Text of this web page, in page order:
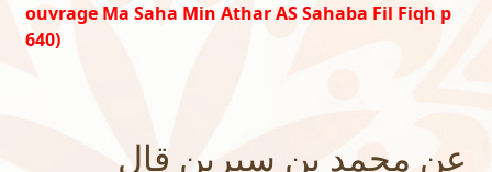
ouvrage Ma Saha Min Athar AS Sahaba Fil Fiqh p
640)
عن محمد بن سيرين قال